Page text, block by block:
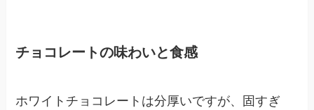
チョコレートの味わいと食感
ホワイトチョコレートは分厚いですが、固すぎ